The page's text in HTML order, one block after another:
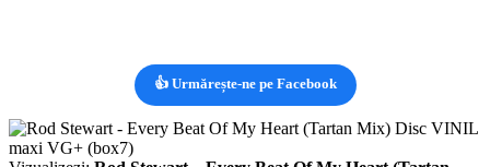
👍 Urmărește-ne pe Facebook